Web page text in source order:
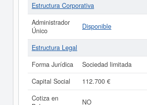
Estructura Corporativa
Administrador
Único
Disponible
Estructura Legal
Forma Jurídica
Sociedad limitada
Capital Social
112.700 €
Cotiza en
NO